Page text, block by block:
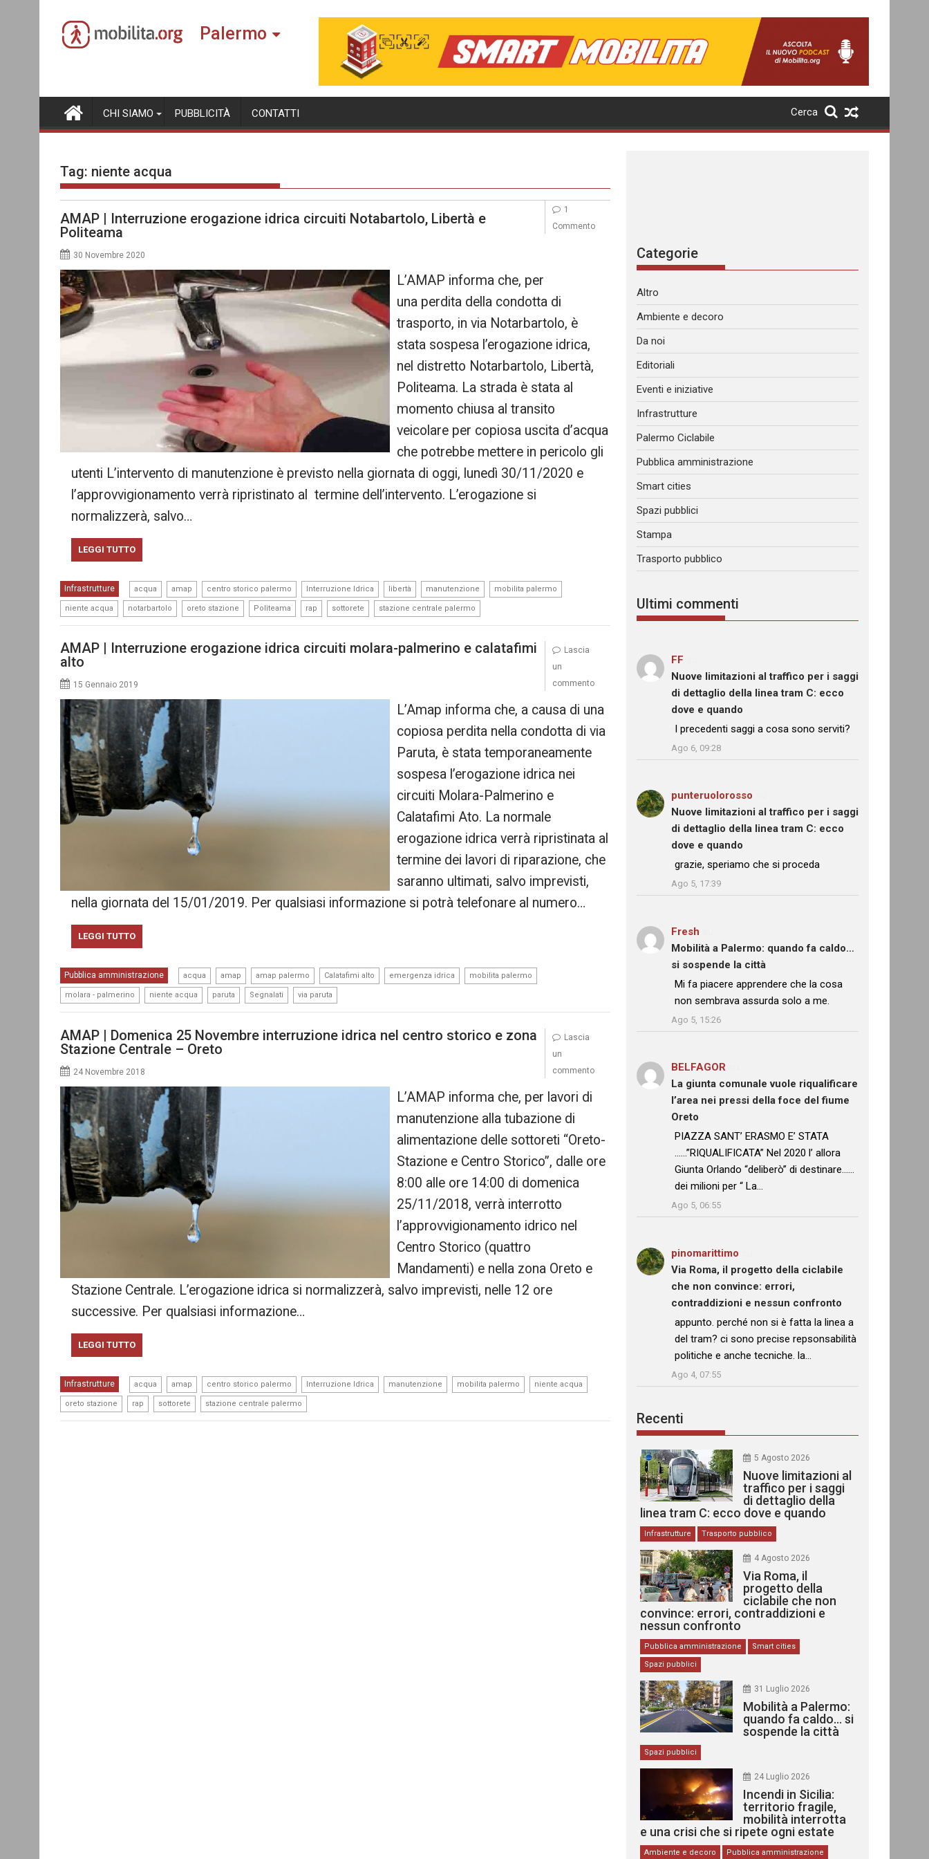
content
Palermo
CHI SIAMO PUBBLICITÀ CONTATTI Cerca
Tag: niente acqua
AMAP | Interruzione erogazione idrica circuiti Notabartolo, Libertà e
Politeama
30 Novembre 2020
L’AMAP informa che, per
una perdita della condotta di
trasporto, in via Notarbartolo, è
stata sospesa l’erogazione idrica,
nel distretto Notarbartolo, Libertà,
Politeama. La strada è stata al
momento chiusa al transito
veicolare per copiosa uscita d’acqua
che potrebbe mettere in pericolo gli
utenti L’intervento di manutenzione è previsto nella giornata di oggi, lunedì 30/11/2020 e
l’approvvigionamento verrà ripristinato al termine dell’intervento. L’erogazione si
normalizzerà, salvo…
LEGGI TUTTO
Infrastrutture acqua amap centro storico palermo Interruzione Idrica libertà manutenzione mobilita palermo
niente acqua notarbartolo oreto stazione Politeama rap sottorete stazione centrale palermo
1
Commento
AMAP | Interruzione erogazione idrica circuiti molara-palmerino e calatafimi
alto
15 Gennaio 2019
L’Amap informa che, a causa di una
copiosa perdita nella condotta di via
Paruta, è stata temporaneamente
sospesa l’erogazione idrica nei
circuiti Molara-Palmerino e
Calatafimi Ato. La normale
erogazione idrica verrà ripristinata al
termine dei lavori di riparazione, che
saranno ultimati, salvo imprevisti,
nella giornata del 15/01/2019. Per qualsiasi informazione si potrà telefonare al numero…
LEGGI TUTTO
Pubblica amministrazione acqua amap amap palermo Calatafimi alto emergenza idrica mobilita palermo
molara - palmerino niente acqua paruta Segnalati via paruta
Lascia
un
commento
AMAP | Domenica 25 Novembre interruzione idrica nel centro storico e zona
Stazione Centrale – Oreto
24 Novembre 2018
L’AMAP informa che, per lavori di
manutenzione alla tubazione di
alimentazione delle sottoreti “Oreto-
Stazione e Centro Storico”, dalle ore
8:00 alle ore 14:00 di domenica
25/11/2018, verrà interrotto
l’approvvigionamento idrico nel
Centro Storico (quattro
Mandamenti) e nella zona Oreto e
Stazione Centrale. L’erogazione idrica si normalizzerà, salvo imprevisti, nelle 12 ore
successive. Per qualsiasi informazione…
LEGGI TUTTO
Infrastrutture acqua amap centro storico palermo Interruzione Idrica manutenzione mobilita palermo niente acqua
oreto stazione rap sottorete stazione centrale palermo
Lascia
un
commento
Categorie
Altro
Ambiente e decoro
Da noi
Editoriali
Eventi e iniziative
Infrastrutture
Palermo Ciclabile
Pubblica amministrazione
Smart cities
Spazi pubblici
Stampa
Trasporto pubblico
Ultimi commenti
FF
Nuove limitazioni al traffico per i saggi
di dettaglio della linea tram C: ecco
dove e quando
: “I precedenti saggi a cosa sono serviti?
Ago 6, 09:28
punteruolorosso
Nuove limitazioni al traffico per i saggi
di dettaglio della linea tram C: ecco
dove e quando
: “
grazie, speriamo che si proceda
Ago 5, 17:39
Fresh
Mobilità a Palermo: quando fa caldo…
si sospende la città
: “
Mi fa piacere apprendere che la cosa
non sembrava assurda solo a me.
Ago 5, 15:26
BELFAGOR
La giunta comunale vuole riqualificare
l’area nei pressi della foce del fiume
Oreto
: “
PIAZZA SANT’ ERASMO E’ STATA
……”RIQUALIFICATA” Nel 2020 l’ allora
Giunta Orlando “deliberò” di destinare……
dei milioni per “ La…
Ago 5, 06:55
pinomarittimo
Via Roma, il progetto della ciclabile
che non convince: errori,
contraddizioni e nessun confronto
: “
appunto. perché non si è fatta la linea a
del tram? ci sono precise repsonsabilità
politiche e anche tecniche. la…
Ago 4, 07:55
Recenti
5 Agosto 2026
Nuove limitazioni al
traffico per i saggi
di dettaglio della
linea tram C: ecco dove e quando
Infrastrutture Trasporto pubblico
4 Agosto 2026
Via Roma, il
progetto della
ciclabile che non
convince: errori, contraddizioni e
nessun confronto
Pubblica amministrazione
Smart cities
Spazi pubblici
31 Luglio 2026
Mobilità a Palermo:
quando fa caldo… si
sospende la città
Spazi pubblici
24 Luglio 2026
Incendi in Sicilia:
territorio fragile,
mobilità interrotta
e una crisi che si ripete ogni estate
Ambiente e decoro Pubblica amministrazione